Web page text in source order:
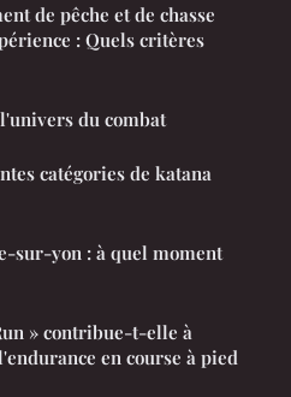
de pêche et de chasse
: Quels critères
du combat
catégories de katana
sur-yon : à quel moment
» contribue-t-elle à
en course à pied